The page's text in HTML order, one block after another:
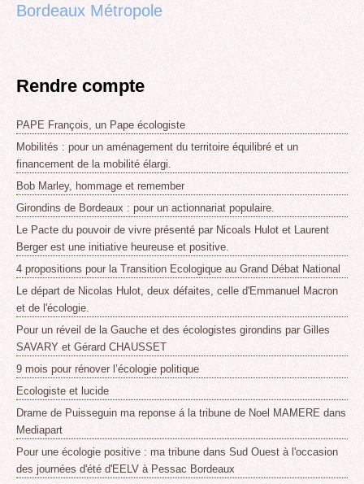
Bordeaux Métropole
Rendre compte
PAPE François, un Pape écologiste
Mobilités : pour un aménagement du territoire équilibré et un
financement de la mobilité élargi.
Bob Marley, hommage et remember
Girondins de Bordeaux : pour un actionnariat populaire.
Le Pacte du pouvoir de vivre présenté par Nicoals Hulot et Laurent
Berger est une initiative heureuse et positive.
4 propositions pour la Transition Ecologique au Grand Débat National
Le départ de Nicolas Hulot, deux défaites, celle d'Emmanuel Macron
et de l'écologie.
Pour un réveil de la Gauche et des écologistes girondins par Gilles
SAVARY et Gérard CHAUSSET
9 mois pour rénover l’écologie politique
Ecologiste et lucide
Drame de Puisseguin ma reponse á la tribune de Noel MAMERE dans
Mediapart
Pour une écologie positive : ma tribune dans Sud Ouest à l'occasion
des journées d'été d'EELV à Pessac Bordeaux